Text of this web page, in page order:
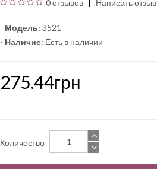
0 отзывов Написать отзыв
- Модель: 3521
- Наличие: Есть в наличии
275.44грн
Количество